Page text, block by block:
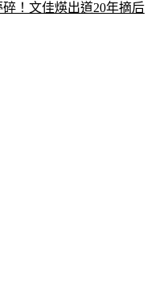
！文佳煐出道20年摘后